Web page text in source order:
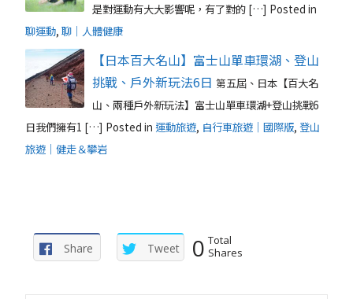
是對運動有大大影響呢，有了對的 […] Posted in
聊運動, 聊｜人體健康
【日本百大名山】富士山單車環湖、登山
挑戰、戶外新玩法6日 第五屆、日本【百大名
山、兩種戶外新玩法】富士山單車環湖+登山挑戰6
日我們擁有1 […] Posted in 運動旅遊, 自行車旅遊｜國際版, 登山
旅遊｜健走＆攀岩
Share Tweet 0 Total
Shares